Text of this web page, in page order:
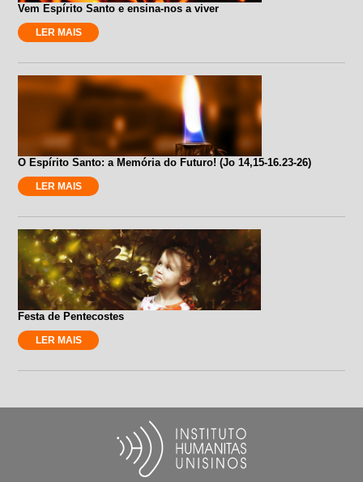
Vem Espírito Santo e ensina-nos a viver
LER MAIS
O Espírito Santo: a Memória do Futuro! (Jo 14,15-16.23-26)
LER MAIS
Festa de Pentecostes
LER MAIS